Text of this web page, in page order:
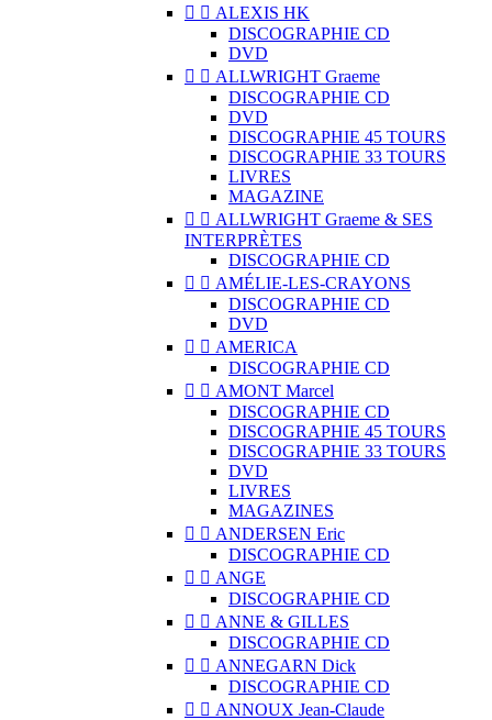
  ALEXIS HK
DISCOGRAPHIE CD
DVD
  ALLWRIGHT Graeme
DISCOGRAPHIE CD
DVD
DISCOGRAPHIE 45 TOURS
DISCOGRAPHIE 33 TOURS
LIVRES
MAGAZINE
  ALLWRIGHT Graeme & SES
INTERPRÈTES
DISCOGRAPHIE CD
  AMÉLIE-LES-CRAYONS
DISCOGRAPHIE CD
DVD
  AMERICA
DISCOGRAPHIE CD
  AMONT Marcel
DISCOGRAPHIE CD
DISCOGRAPHIE 45 TOURS
DISCOGRAPHIE 33 TOURS
DVD
LIVRES
MAGAZINES
  ANDERSEN Eric
DISCOGRAPHIE CD
  ANGE
DISCOGRAPHIE CD
  ANNE & GILLES
DISCOGRAPHIE CD
  ANNEGARN Dick
DISCOGRAPHIE CD
  ANNOUX Jean-Claude